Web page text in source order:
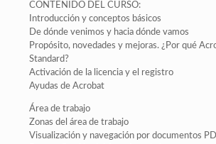
CONTENIDO DEL CURSO:
Introducción y conceptos básicos
De dónde venimos y hacia dónde vamos
Propósito, novedades y mejoras. ¿Por qué
Standard?
Activación de la licencia y el registro
Ayudas de Acrobat
Área de trabajo
Zonas del área de trabajo
Visualización y navegación por documentos